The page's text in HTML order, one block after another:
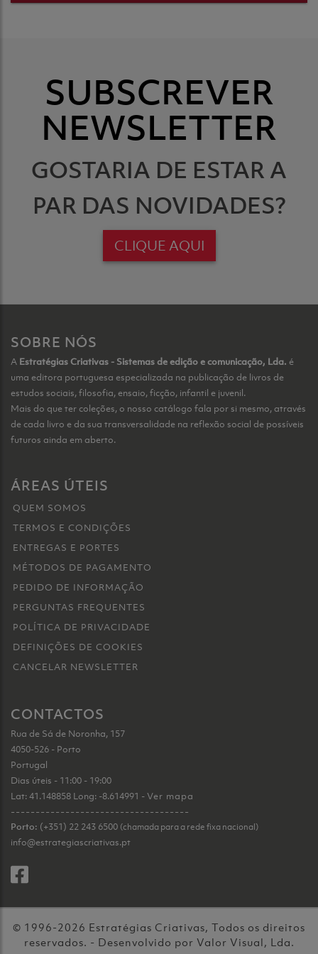
SUBSCREVER
NEWSLETTER
GOSTARIA DE ESTAR A
PAR DAS NOVIDADES?
CLIQUE AQUI
SOBRE NÓS
A Estratégias Criativas - Sistemas de edição e comunicação, Lda. é
uma editora portuguesa especializada na publicação de livros de
estudos sociais, filosofia, ensaio, ficção, infantil e juvenil.
Mais do que ter coleções, o nosso catálogo fala por si mesmo, através
de cada livro e da sua transversalidade na reflexão social de possíveis
futuros ainda em aberto.
ÁREAS ÚTEIS
QUEM SOMOS
TERMOS E CONDIÇÕES
ENTREGAS E PORTES
MÉTODOS DE PAGAMENTO
PEDIDO DE INFORMAÇÃO
PERGUNTAS FREQUENTES
POLÍTICA DE PRIVACIDADE
DEFINIÇÕES DE COOKIES
CANCELAR NEWSLETTER
CONTACTOS
Rua de Sá de Noronha, 157
4050-526 - Porto
Portugal
Dias úteis - 11:00 - 19:00
Lat: 41.148858 Long: -8.614991 -Ver mapa
------------------------------------
Porto: (+351) 22 243 6500 (chamada para a rede fixa nacional)
info@estrategiascriativas.pt
© 1996-2026 Estratégias Criativas, Todos os direitos
reservados. - Desenvolvido por Valor Visual, Lda.